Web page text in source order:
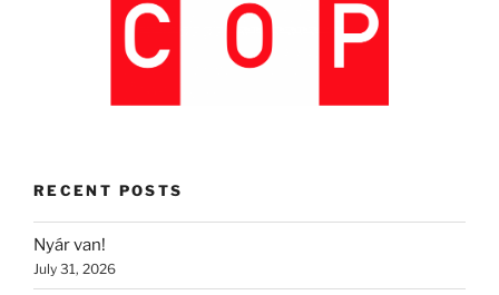
RECENT POSTS
Nyár van!
July 31, 2026